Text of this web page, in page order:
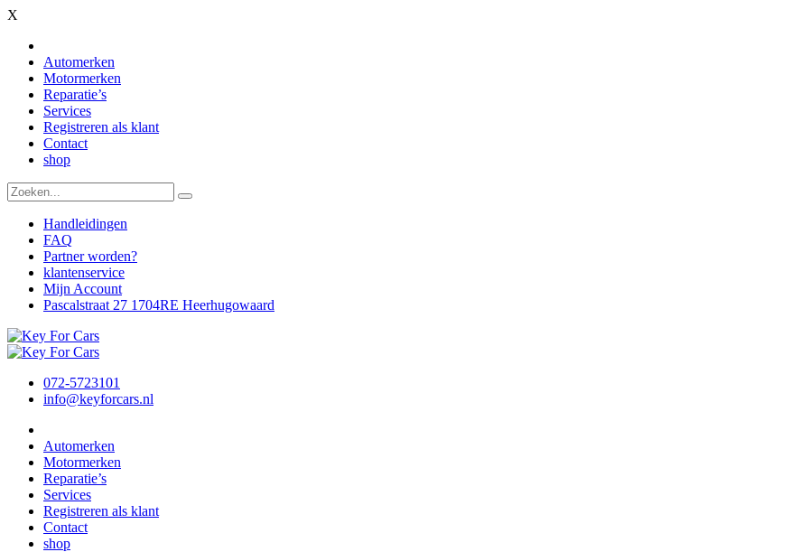
X
Automerken
Motormerken
Reparatie’s
Services
Registreren als klant
Contact
shop
Handleidingen
FAQ
Partner worden?
klantenservice
Mijn Account
Pascalstraat 27 1704RE Heerhugowaard
072-5723101
info@keyforcars.nl
Automerken
Motormerken
Reparatie’s
Services
Registreren als klant
Contact
shop